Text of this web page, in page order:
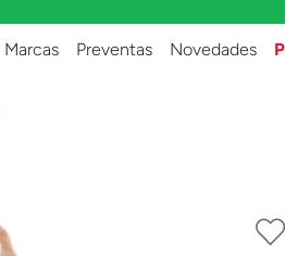
Marcas Preventas Novedades